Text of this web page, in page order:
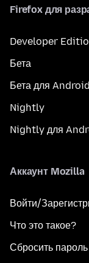
Firefox для
Developer
Бета
Бета для Android
Nightly
Nightly для
Аккаунт Mozilla
Войти/
Что это такое?
Сбросить пароль